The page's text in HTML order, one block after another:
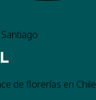
Santiago
de florerías en Chile